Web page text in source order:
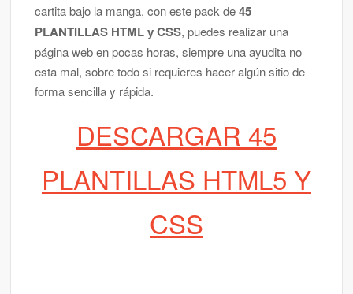
cartita bajo la manga, con este pack de45
PLANTILLAS HTML y CSS, puedes realizar una
página web en pocas horas, siempre una ayudita no
esta mal, sobre todo si requieres hacer algún sitio de
forma sencilla y rápida.
DESCARGAR 45
PLANTILLAS HTML5 Y
CSS